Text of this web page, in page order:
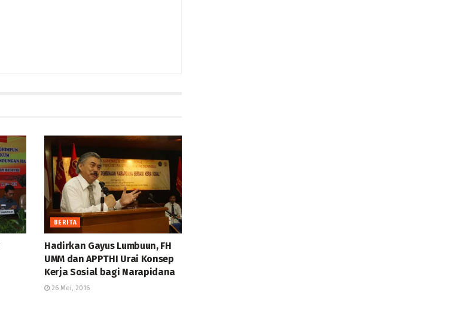
BERITA
Hadirkan Gayus Lumbuun, FH
UMM dan APPTHI Urai Konsep
Kerja Sosial bagi Narapidana
26 Mei, 2016